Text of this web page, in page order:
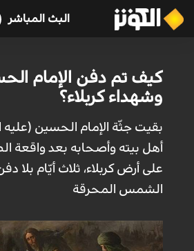
البث المباشر
كيف تم دفن الإمام
وشهداء كربلاء؟
بقيت جثّة الإمام الحسين
أهل بيته وأصحابه بعد واقعة
على أرض كربلاء، ثلاث أيّام بلا
الشمس المحرقة